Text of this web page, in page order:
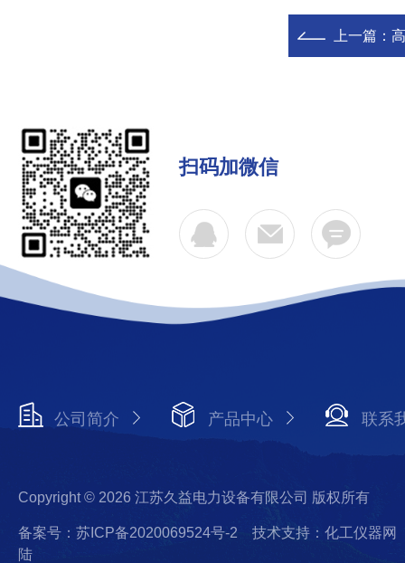
上一篇：
扫码加微信
公司简介 产品中心 联系
Copyright © 2026 江苏久益电力设备有限公司 版权所有
备案号：苏ICP备2020069524号-2
技术支持：化工仪器网
陆